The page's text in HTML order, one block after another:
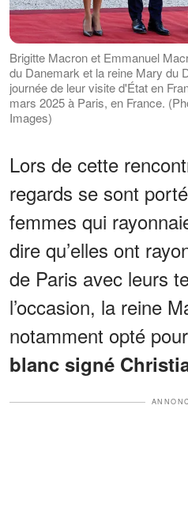
Brigitte Macron et Emmanuel
du Danemark et la reine Mary du
journée de leur visite d'État en
mars 2025 à Paris, en France.
Images)
Lors de cette
regards se sont
femmes qui
dire qu’elles ont
de Paris avec leurs
l’occasion, la reine
notamment opté pour
blanc signé